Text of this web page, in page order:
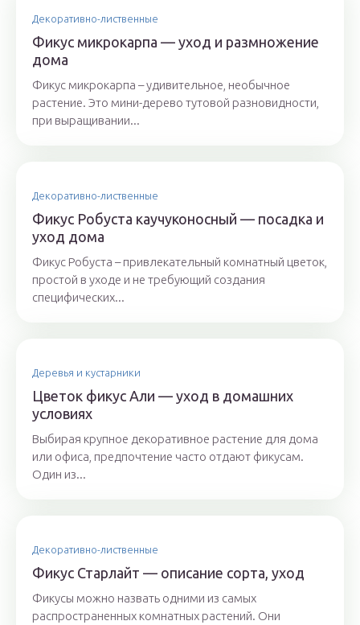
Декоративно-лиственные
Фикус микрокарпа — уход и размножение
дома
Фикус микрокарпа – удивительное, необычное
растение. Это мини-дерево тутовой разновидности,
при выращивании...
Декоративно-лиственные
Фикус Робуста каучуконосный — посадка и
уход дома
Фикус Робуста – привлекательный комнатный цветок,
простой в уходе и не требующий создания
специфических...
Деревья и кустарники
Цветок фикус Али — уход в домашних
условиях
Выбирая крупное декоративное растение для дома
или офиса, предпочтение часто отдают фикусам.
Один из...
Декоративно-лиственные
Фикус Старлайт — описание сорта, уход
Фикусы можно назвать одними из самых
распространенных комнатных растений. Они